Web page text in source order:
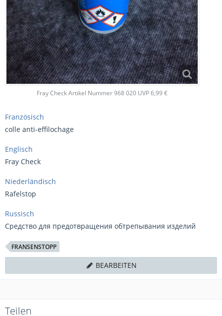
Fray Check Artikel Nummer 968 020 UVP 6,99 €
Französisch
colle anti-effilochage
Englisch
Fray Check
Niederländisch
Rafelstop
Russisch
Средство для предотвращения обтрепывания изделий
FRANSENSTOPP
BEARBEITEN
Teilen